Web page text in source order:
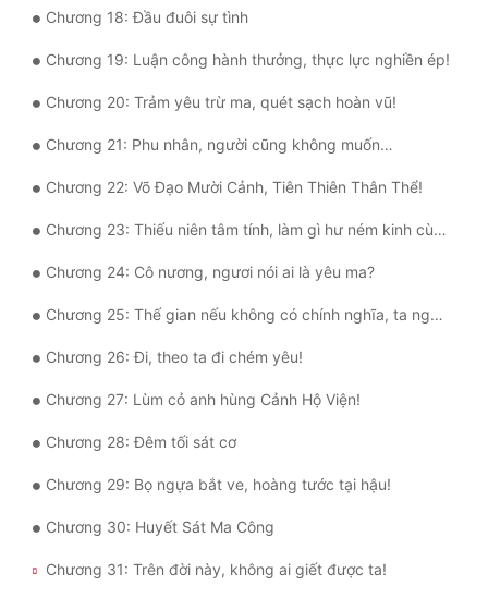
Tu Chân
Tu Tiên
Tội Phạm
Vô Địch
Võ Hiệp
Xuyên Không
Xuyên Nhanh
Chương 18: Đầu đuôi sự tình
Chương 19: Luận công hành thưởng, thực lực nghiền ép!
Chương 20: Trảm yêu trừ ma, quét sạch hoàn vũ!
Chương 21: Phu nhân, người cũng không muốn…
Chương 22: Võ Đạo Mười Cảnh, Tiên Thiên Thân Thể!
Chương 23: Thiếu niên tâm tính, làm gì hư ném kinh cùng hoảng?
Chương 24: Cô nương, ngươi nói ai là yêu ma?
Chương 25: Thế gian nếu không có chính nghĩa, ta nguyện cầm đao làm Diêm La!
Chương 26: Đi, theo ta đi chém yêu!
Chương 27: Lùm cỏ anh hùng Cảnh Hộ Viện!
Chương 28: Đêm tối sát cơ
Chương 29: Bọ ngựa bắt ve, hoàng tước tại hậu!
Chương 30: Huyết Sát Ma Công
Chương 31: Trên đời này, không ai giết được ta!